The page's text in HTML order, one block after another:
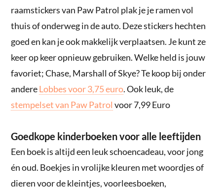
raamstickers van Paw Patrol plak je je ramen vol
thuis of onderweg in de auto. Deze stickers hechten
goed en kan je ook makkelijk verplaatsen. Je kunt ze
keer op keer opnieuw gebruiken. Welke held is jouw
favoriet; Chase, Marshall of Skye? Te koop bij onder
andereLobbes voor 3,75 euro. Ook leuk, de
stempelset van Paw Patrol voor 7,99 Euro
Goedkope kinderboeken voor alle leeftijden
Een boek is altijd een leuk schoencadeau, voor jong
én oud. Boekjes in vrolijke kleuren met woordjes of
dieren voor de kleintjes, voorleesboeken,